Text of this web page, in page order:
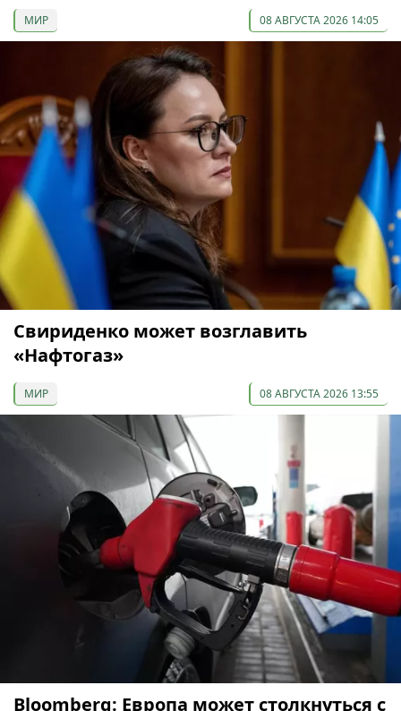
МИР 08 АВГУСТА 2026 14:05
Свириденко может возглавить
«Нафтогаз»
МИР 08 АВГУСТА 2026 13:55
Bloomberg: Европа может столкнуться с